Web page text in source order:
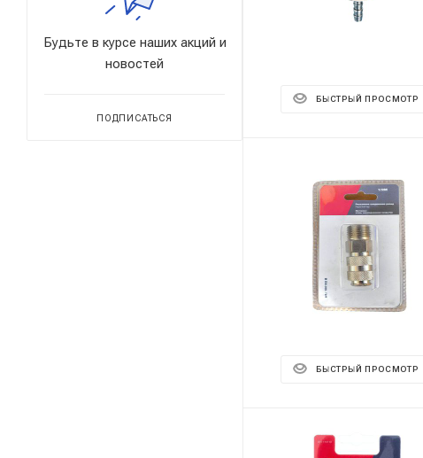
БЫСТРЫЙ ПРОСМОТР
БЫСТРЫЙ ПРОСМОТР
Будьте в курсе наших акций и
новостей
ПОДПИСАТЬСЯ